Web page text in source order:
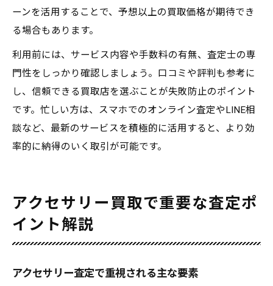
ーンを活用することで、予想以上の買取価格が期待でき
る場合もあります。
利用前には、サービス内容や手数料の有無、査定士の専
門性をしっかり確認しましょう。口コミや評判も参考に
し、信頼できる買取店を選ぶことが失敗防止のポイント
です。忙しい方は、スマホでのオンライン査定やLINE相
談など、最新のサービスを積極的に活用すると、より効
率的に納得のいく取引が可能です。
アクセサリー買取で重要な査定ポ
イント解説
アクセサリー査定で重視される主な要素